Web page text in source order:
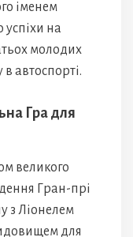
іменем
успіхи на
молодих
автоспорті.
Гра для
великого
Гран-прі
з Ліонелем
для